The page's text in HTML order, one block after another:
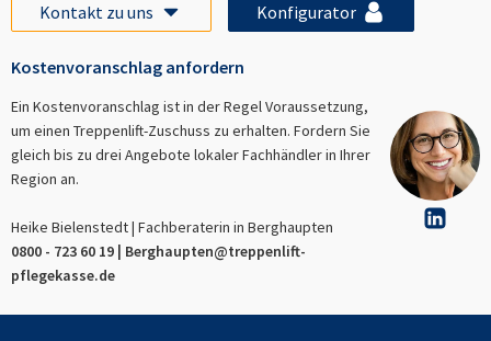
Kontakt zu uns Konfigurator
Kostenvoranschlag anfordern
Ein Kostenvoranschlag ist in der Regel Voraussetzung,
um einen Treppenlift-Zuschuss zu erhalten. Fordern Sie
gleich bis zu drei Angebote lokaler Fachhändler in Ihrer
Region an.
Heike Bielenstedt | Fachberaterin in Berghaupten
0800 - 723 60 19 | Berghaupten@treppenlift-
pflegekasse.de